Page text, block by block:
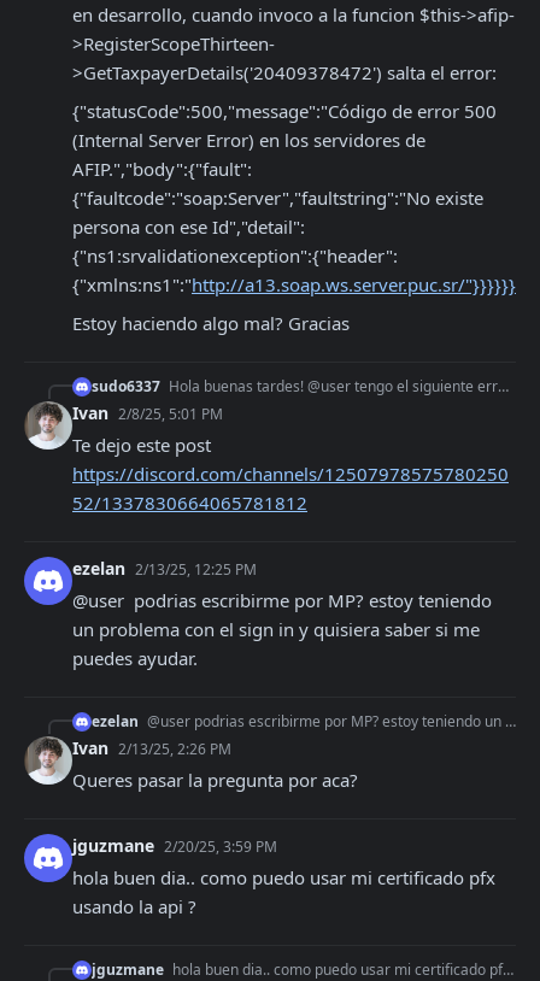
en desarrollo, cuando invoco a la funcion $this->afip-
>RegisterScopeThirteen-
>GetTaxpayerDetails('20409378472') salta el error:
{"statusCode":500,"message":"Código de error 500
(Internal Server Error) en los servidores de
AFIP.","body":{"fault":
{"faultcode":"soap:Server","faultstring":"No existe
persona con ese Id","detail":
{"ns1:srvalidationexception":{"header":
{"xmlns:ns1":"http://a13.soap.ws.server.puc.sr/"}}}}}}
Estoy haciendo algo mal? Gracias
sudo6337 Hola buenas tardes! @user tengo el siguiente error en desarrollo, cuando invoco a la funcion $this->afip->RegisterScopeThirteen->GetTaxpayerDetails('20409378472
Ivan 2/8/25, 5:01 PM
https://discord.com/channels/12507978575780250
52/1337830664065781812
ezelan 2/13/25, 12:25 PM
@user  podrias escribirme por MP? estoy teniendo
un problema con el sign in y quisiera saber si me
puedes ayudar.
ezelan @user podrias escribirme por MP? estoy teniendo un problema con el sign in y quisiera saber si me puedes ayudar.
Ivan 2/13/25, 2:26 PM
Queres pasar la pregunta por aca?
jguzmane 2/20/25, 3:59 PM
hola buen dia.. como puedo usar mi certificado pfx
usando la api ?
jguzmane hola buen dia.. como puedo usar mi certificado pfx usando la api ?